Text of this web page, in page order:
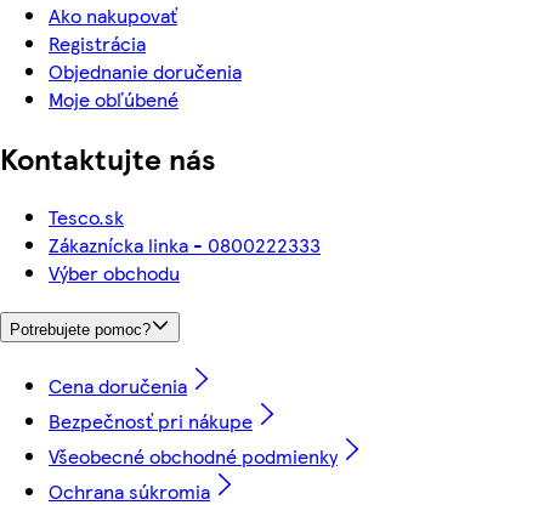
Ako nakupovať
Registrácia
Objednanie doručenia
Moje obľúbené
Kontaktujte nás
Tesco.sk
Zákaznícka linka - 0800222333
Výber obchodu
Potrebujete pomoc?
Cena doručenia
Bezpečnosť pri nákupe
Všeobecné obchodné podmienky
Ochrana súkromia